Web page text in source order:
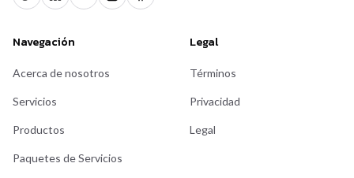
Navegación
Acerca de nosotros
Servicios
Productos
Paquetes de Servicios
Legal
Términos
Privacidad
Legal